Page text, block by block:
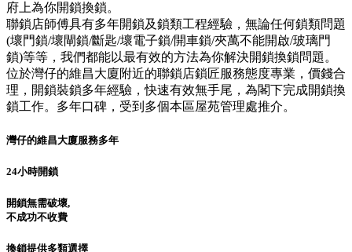
府上為你開鎖換鎖。
聯鎖店師傅具有多年開鎖及鎖類工程經驗，無論任何鎖類問題
(壞門鎖/壞閘鎖/斷匙/壞電子鎖/開車鎖/夾萬不能開啟/玻璃門
鎖)等等，我們都能以最有效的方法為你解決開鎖換鎖問題。
位於灣仔的維昌大廈附近的聯鎖店鎖匠服務態度專業，價錢合
理，開鎖裝鎖多年經驗，快速有效無手尾，為閣下完成開鎖換
鎖工作。多年口碑，受到多個本區屋苑管理處推介。
灣仔的維昌大廈服務多年
24小時開鎖
開鎖無需破壞,
不成功不收費
換鎖提供多類選擇